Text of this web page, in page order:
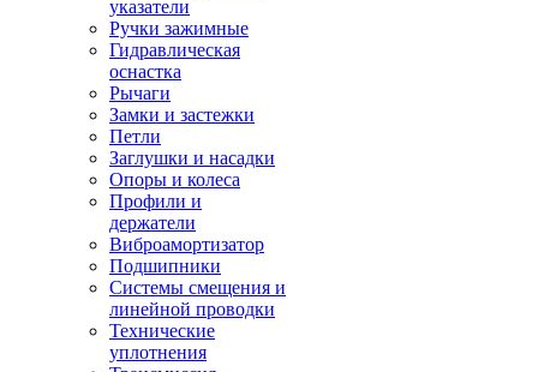
указатели
Ручки зажимные
Гидравлическая
оснастка
Рычаги
Замки и застежки
Петли
Заглушки и насадки
Опоры и колеса
Профили и
держатели
Виброамортизатор
Подшипники
Системы смещения и
линейной проводки
Технические
уплотнения